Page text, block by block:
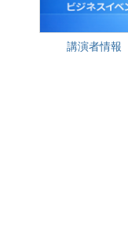
講演者情報